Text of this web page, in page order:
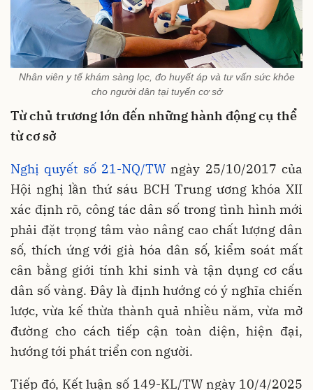
Nhân viên y tế khám sàng lọc, đo huyết áp và tư vấn sức khỏe
cho người dân tại tuyến cơ sở
Từ chủ trương lớn đến những hành động cụ thể
từ cơ sở
Nghị quyết số 21-NQ/TW ngày 25/10/2017 của
Hội nghị lần thứ sáu BCH Trung ương khóa XII
xác định rõ, công tác dân số trong tình hình mới
phải đặt trọng tâm vào nâng cao chất lượng dân
số, thích ứng với già hóa dân số, kiểm soát mất
cân bằng giới tính khi sinh và tận dụng cơ cấu
dân số vàng. Đây là định hướng có ý nghĩa chiến
lược, vừa kế thừa thành quả nhiều năm, vừa mở
đường cho cách tiếp cận toàn diện, hiện đại,
hướng tới phát triển con người.
Tiếp đó, Kết luận số 149-KL/TW ngày 10/4/2025